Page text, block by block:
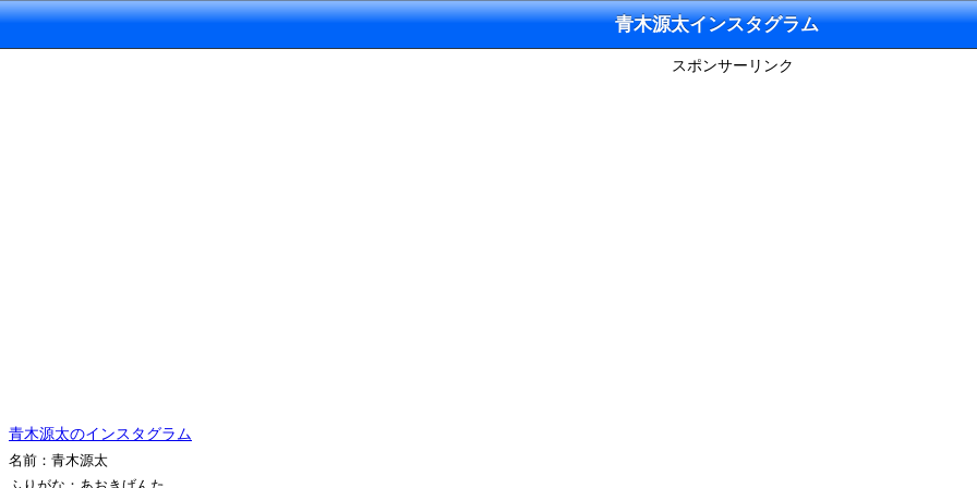
青木源太インスタグラム
スポンサーリンク
青木源太のインスタグラム
名前：青木源太